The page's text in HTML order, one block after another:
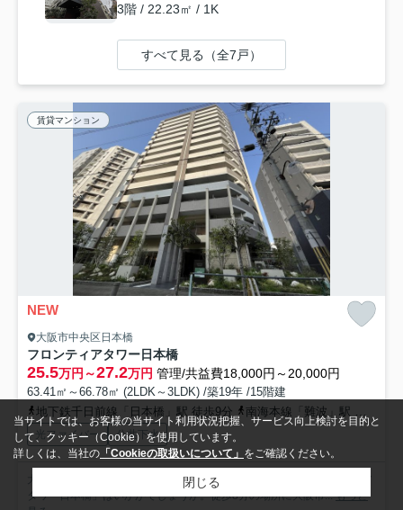
3階 / 22.23㎡ / 1K
すべて見る（全7戸）
賃貸マンション
NEW
大阪市中央区日本橋
フロンティアタワー日本橋
25.5万円～27.2万円 管理/共益費18,000円～20,000円
63.41㎡～66.78㎡ (2LDK～3LDK) /築19年 /15階建
地下鉄千日前線「日本橋」駅 徒歩9分
南海本線「難波」駅 徒歩12分
光ファイバー 公共下水
大阪市中央区エリアでの住まいなら、住み心地も快適な「フロンティア
タワー日本橋」はいかがでしょうか。徒歩8分の場所に大阪市...もっと
当サイトでは、お客様の当サイト利用状況把握、サービス向上検討を目的と
して、クッキー（Cookie）を使用しています。
詳しくは、当社の 「Cookieの取扱いについて」 をご確認ください。
閉じる